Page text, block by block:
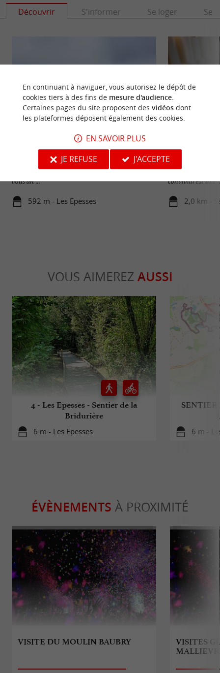
Découvrir S'informer Se loger Se
Les Epesses
Les Epesses, c’est 12 siècles d’Histoire, sur une jolie
commune du bocage vendéen. Mais si son nom ne
vous dit ...
592 m - Les Epesses
Savonnerie des
La Savonnerie
artisanale
convivial est une
2,0 km -
VOUS AIMEREZ AUSSI
4 - Les Epesses - Sentier de la
Bridurière
6 m - Les Epesses 6 m -
ÉVÈNEMENTS À PROXIMITÉ
VISITE DU MOULIN BAUBRY
VISITES
En continuant à naviguer, vous autorisez le dépôt de
cookies tiers à des fins de mesure d'audience.
Certaines pages du site proposent des vidéosdont
les plateformes déposent également des cookies.
EN SAVOIR PLUS
JE REFUSE
J'ACCEPTE